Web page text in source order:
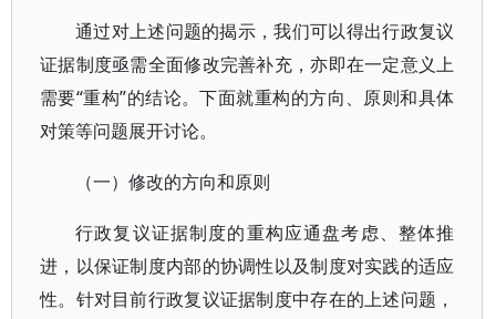
通过对上述问题的揭示，我们可以得出行政复议
证据制度亟需全面修改完善补充，亦即在一定意义上
需要“重构”的结论。下面就重构的方向、原则和具体
对策等问题展开讨论。
（一）修改的方向和原则
行政复议证据制度的重构应通盘考虑、整体推
进，以保证制度内部的协调性以及制度对实践的适应
性。针对目前行政复议证据制度中存在的上述问题，